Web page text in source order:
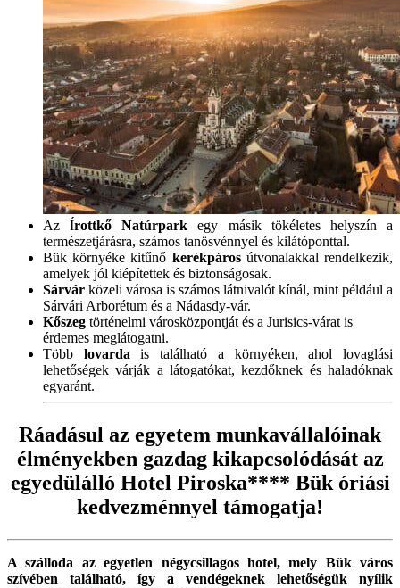
Az Írottkő Natúrpark egy másik tökéletes helyszín a
természetjárásra, számos tanösvénnyel és kilátóponttal.
Bük környéke kitűnő kerékpárosútvonalakkal rendelkezik,
amelyek jól kiépítettek és biztonságosak.
Sárvár közeli városa is számos látnivalót kínál, mint például a
Sárvári Arborétum és a Nádasdy-vár.
Kőszeg történelmi városközpontját és a Jurisics-várat is
érdemes meglátogatni.
Több lovarda is található a környéken, ahol lovaglási
lehetőségek várják a látogatókat, kezdőknek és haladóknak
egyaránt.
Ráadásul az egyetem munkavállalóinak
élményekben gazdag kikapcsolódását az
egyedülálló Hotel Piroska**** Bük óriási
kedvezménnyel támogatja!
A szálloda az egyetlen négycsillagos hotel, mely Bük város
szívében található, így a vendégeknek lehetőségük nyílik